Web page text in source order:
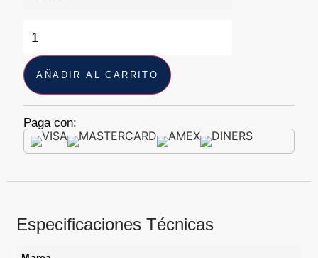
AÑADIR AL CARRITO
Paga con:
Especificaciones Técnicas